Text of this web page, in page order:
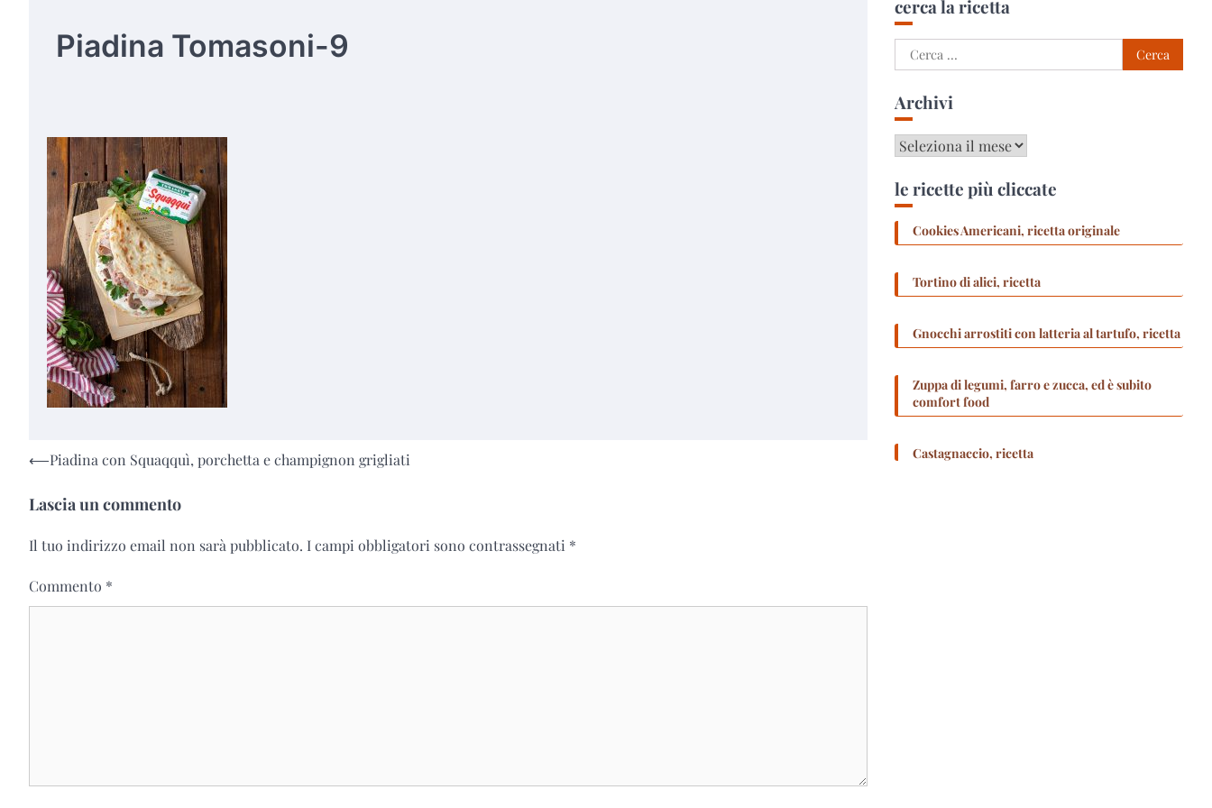
Piadina Tomasoni-9
Navigazione
⟵Piadina con Squaqquì, porchetta e champignon grigliati
Lascia un commento
Il tuo indirizzo email non sarà pubblicato. I campi obbligatori sono contrassegnati *
Commento *
cerca la ricetta
Ricerca
per:
Archivi
Archivi
le ricette più cliccate
Cookies Americani, ricetta originale
Tortino di alici, ricetta
Gnocchi arrostiti con latteria al tartufo, ricetta
Zuppa di legumi, farro e zucca, ed è subito
comfort food
Castagnaccio, ricetta